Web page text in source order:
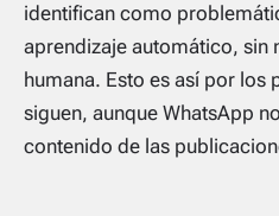
identifican como
aprendizaje automático, sin
humana. Esto es así por los
siguen, aunque WhatsApp
contenido de las